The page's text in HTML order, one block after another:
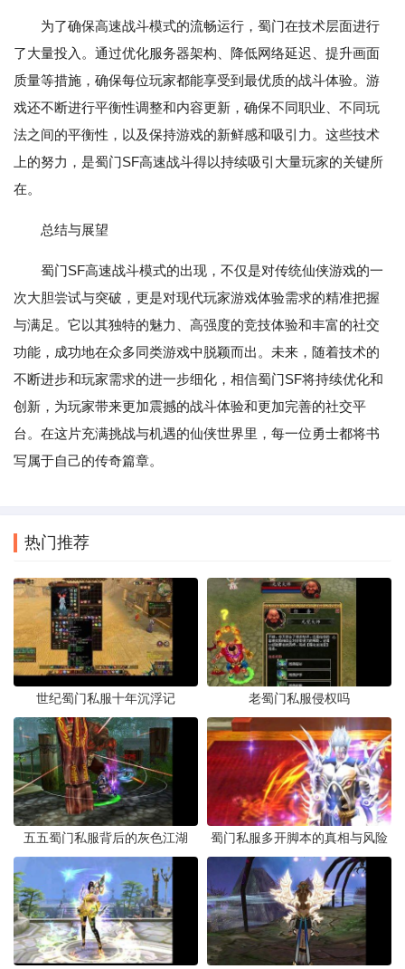
为了确保高速战斗模式的流畅运行，蜀门在技术层面进行
了大量投入。通过优化服务器架构、降低网络延迟、提升画面
质量等措施，确保每位玩家都能享受到最优质的战斗体验。游
戏还不断进行平衡性调整和内容更新，确保不同职业、不同玩
法之间的平衡性，以及保持游戏的新鲜感和吸引力。这些技术
上的努力，是蜀门SF高速战斗得以持续吸引大量玩家的关键所
在。
总结与展望
蜀门SF高速战斗模式的出现，不仅是对传统仙侠游戏的一
次大胆尝试与突破，更是对现代玩家游戏体验需求的精准把握
与满足。它以其独特的魅力、高强度的竞技体验和丰富的社交
功能，成功地在众多同类游戏中脱颖而出。未来，随着技术的
不断进步和玩家需求的进一步细化，相信蜀门SF将持续优化和
创新，为玩家带来更加震撼的战斗体验和更加完善的社交平
台。在这片充满挑战与机遇的仙侠世界里，每一位勇士都将书
写属于自己的传奇篇章。
热门推荐
世纪蜀门私服十年沉浮记 老蜀门私服侵权吗
五五蜀门私服背后的灰色江湖 蜀门私服多开脚本的真相与风险